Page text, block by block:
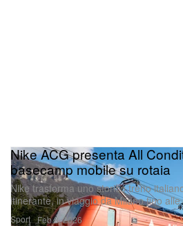
Sport
Nike ACG presenta All
basecamp mobile su rotaia
Nike trasforma uno storico treno
itinerante, in viaggio da Milano fino alle
Feb 8, 2026